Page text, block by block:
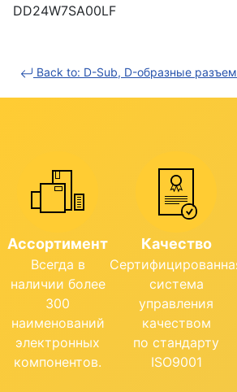
DD24W7SA00LF
Back to: D-Sub, D-образные
Ассортимент
Всегда в
наличии более
300
наименований
электронных
компонентов.
Качество
система
управления
качеством
по стандарту
ISO9001